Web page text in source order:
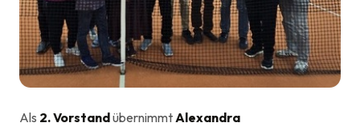
Als 2. VorstandübernimmtAlexandra